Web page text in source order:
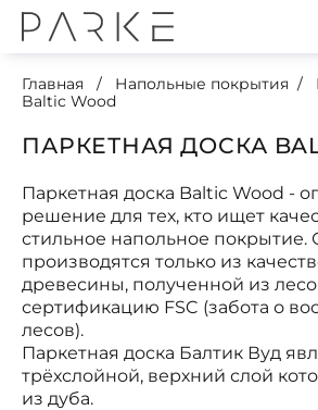
Главная Напольные покрытия
Baltic Wood
ПАРКЕТНАЯ ДОСКА
Паркетная доска Baltic Wood -
решение для тех, кто ищет
стильное напольное покрытие.
производятся только из
древесины, полученной из
сертификацию FSC (забота о
лесов).
Паркетная доска Балтик Вуд
трёхслойной, верхний слой
из дуба.